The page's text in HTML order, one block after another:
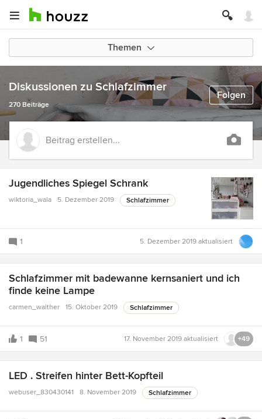
Themen
Folgen
Diskussionen zu Schlafzimmer
270 Beiträge
Beitrag erstellen...
Jugendliches Spiegel Schrank
wiktoria_wala 5. Dezember 2019 Schlafzimmer
1 5. Dezember 2019 aktualisiert
Schlafzimmer mit badewanne kernsaniert und ich
finde keine Lampe
carmen_walther 15. Oktober 2019 Schlafzimmer
1 51 17. November 2019 aktualisiert +49
LED . Streifen hinter Bett-Kopfteil
webuser_830430141 8. November 2019 Schlafzimmer